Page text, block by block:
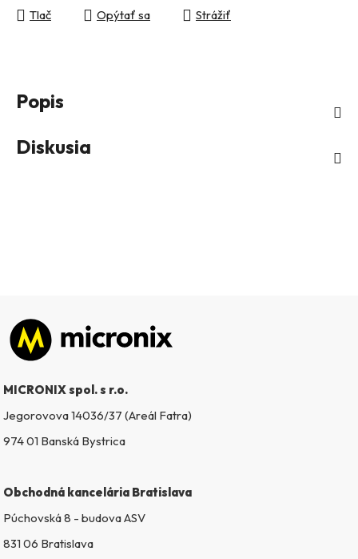
Tlač Opýtať sa Strážiť
Popis
Diskusia
Zápätie
MICRONIX spol. s r.o.
Jegorovova 14036/37 (Areál Fatra)
974 01 Banská Bystrica
Obchodná kancelária Bratislava
Púchovská 8 - budova ASV
831 06 Bratislava